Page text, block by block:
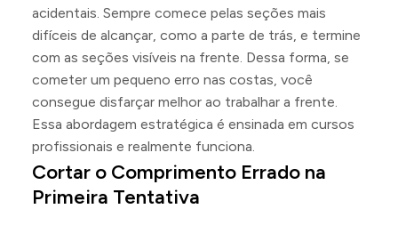
acidentais. Sempre comece pelas seções mais
difíceis de alcançar, como a parte de trás, e termine
com as seções visíveis na frente. Dessa forma, se
cometer um pequeno erro nas costas, você
consegue disfarçar melhor ao trabalhar a frente.
Essa abordagem estratégica é ensinada em cursos
profissionais e realmente funciona.
Cortar o Comprimento Errado na
Primeira Tentativa